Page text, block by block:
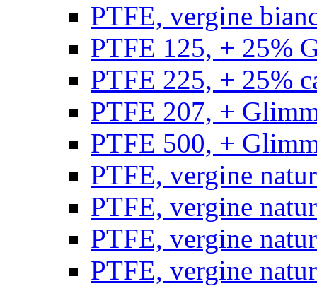
PTFE, vergine
PTFE 125, + 25%
PTFE 225, + 25%
PTFE 207, +
PTFE 500, +
PTFE, vergine
PTFE, vergine
PTFE, vergine
PTFE, vergine